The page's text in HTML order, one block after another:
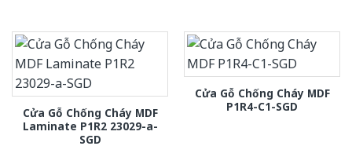
Cửa Gỗ Chống Cháy MDF
Laminate P1R2 23029-a-
SGD
Cửa Gỗ Chống Cháy MDF
P1R4-C1-SGD